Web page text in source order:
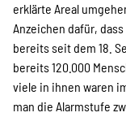
erklärte Areal
Anzeichen dafür,
bereits seit dem 18.
bereits 120.000
viele in ihnen waren
man die Alarmstufe